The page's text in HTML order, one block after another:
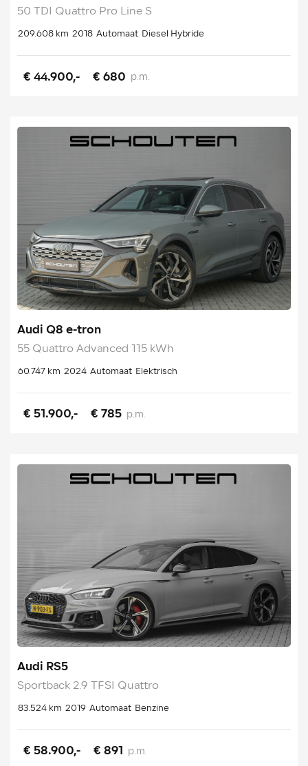
50 TDI Quattro Pro Line S
209.608 km 2018 Automaat Diesel Hybride
€ 44.900,- € 680 p.m.
Audi Q8 e-tron
55 Quattro Advanced 115 kWh
60.747 km 2024 Automaat Elektrisch
€ 51.900,- € 785 p.m.
Audi RS5
Sportback 2.9 TFSI Quattro
83.524 km 2019 Automaat Benzine
€ 58.900,- € 891 p.m.